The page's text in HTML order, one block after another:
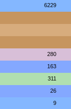
6229
280
163
311
26
9